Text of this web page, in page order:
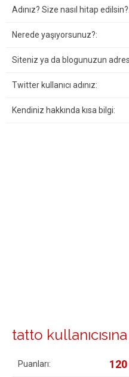
Adınız? Size nasıl hitap edilsin?:
Nerede yaşıyorsunuz?:
Siteniz ya da blogunuzun
Twitter kullanıcı adınız:
Kendiniz hakkında kısa bilgi:
tatto
Puanları: 120